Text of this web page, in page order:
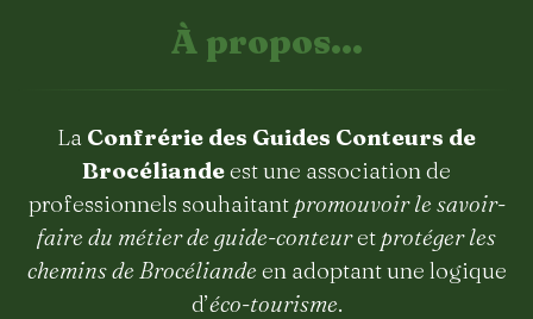
À propos...
La Confrérie des Guides Conteurs de
Brocéliandeest une association de
professionnels souhaitant promouvoir le savoir-
faire du métier de guide-conteuret protéger les
chemins de Brocéliande en adoptant une logique
d’éco-tourisme.